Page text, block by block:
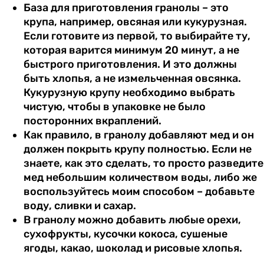
База для приготовления гранолы – это
крупа, например, овсяная или кукурузная.
Если готовите из первой, то выбирайте ту,
которая варится минимум 20 минут, а не
быстрого приготовления. И это должны
быть хлопья, а не измельченная овсянка.
Кукурузную крупу необходимо выбрать
чистую, чтобы в упаковке не было
посторонних вкраплений.
Как правило, в гранолу добавляют мед и он
должен покрыть крупу полностью. Если не
знаете, как это сделать, то просто разведите
мед небольшим количеством воды, либо же
воспользуйтесь моим способом – добавьте
воду, сливки и сахар.
В гранолу можно добавить любые орехи,
сухофрукты, кусочки кокоса, сушеные
ягоды, какао, шоколад и рисовые хлопья.